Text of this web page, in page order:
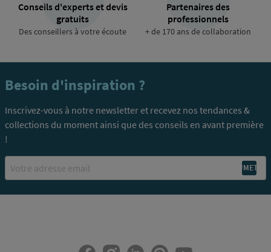
Conseils d'experts et devis
gratuits
Des conseillers à votre écoute
Partenaires des
professionnels
+ de 170 ans de collaboration
Besoin d'inspiration ?
Inscrivez-vous à notre newsletter et recevez nos tendances &
collections du moment ainsi que des conseils en avant première
!